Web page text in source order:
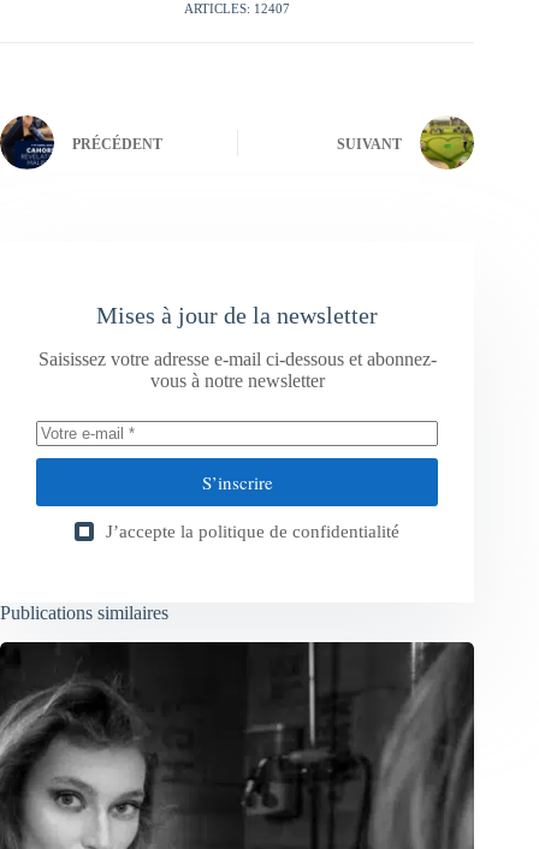
ARTICLES: 12407
PRÉCÉDENT SUIVANT
Mises à jour de la newsletter
Saisissez votre adresse e-mail ci-dessous et abonnez-
vous à notre newsletter
S’inscrire
J’accepte la politique de confidentialité
Publications similaires